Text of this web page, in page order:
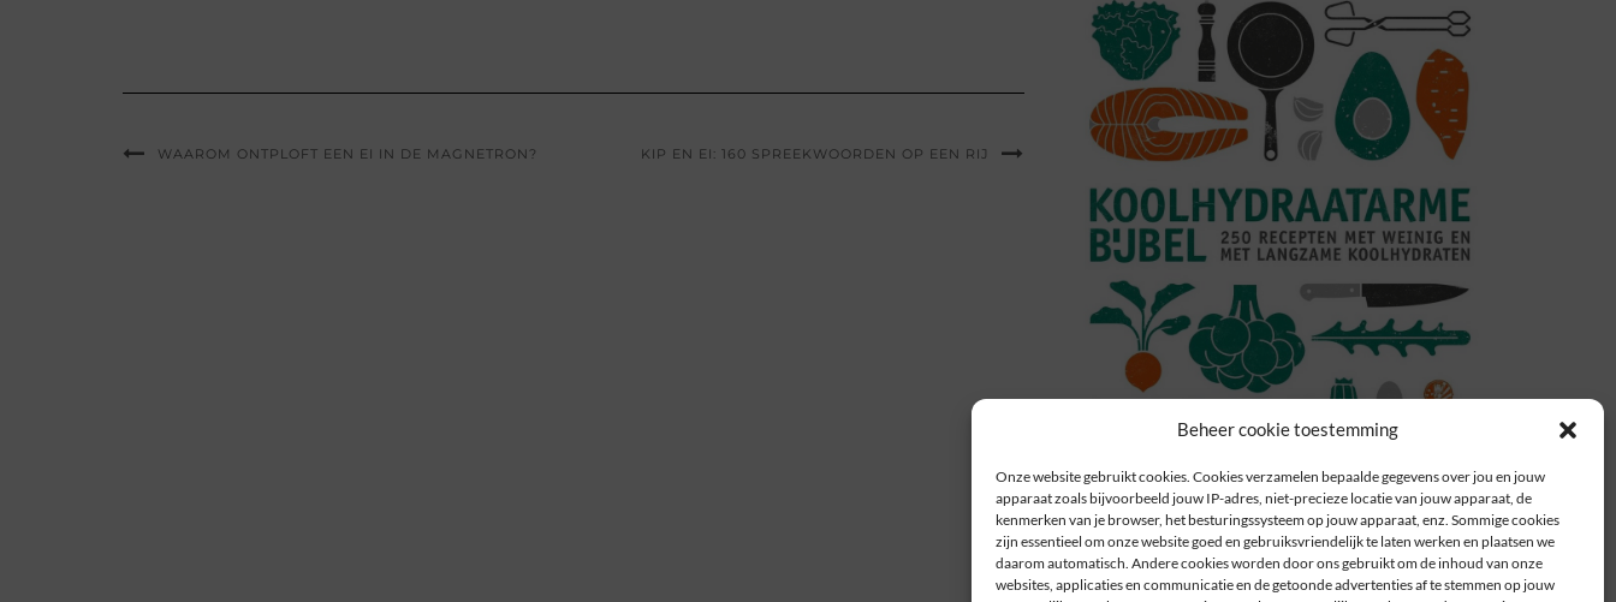
Beheer cookie toestemming
Onze website gebruikt cookies. Cookies verzamelen bepaalde gegevens over jou en jouw
apparaat zoals bijvoorbeeld jouw IP-adres, niet-precieze locatie van jouw apparaat, de
kenmerken van je browser, het besturingssysteem op jouw apparaat, enz. Sommige cookies
zijn essentieel om onze website goed en gebruiksvriendelijk te laten werken en plaatsen we
daarom automatisch. Andere cookies worden door ons gebruikt om de inhoud van onze
websites, applicaties en communicatie en de getoonde advertenties af te stemmen op jouw
WAAROM ONTPLOFT EEN EI IN DE MAGNETRON? KIP EN EI: 160 SPREEKWOORDEN OP EEN RIJ